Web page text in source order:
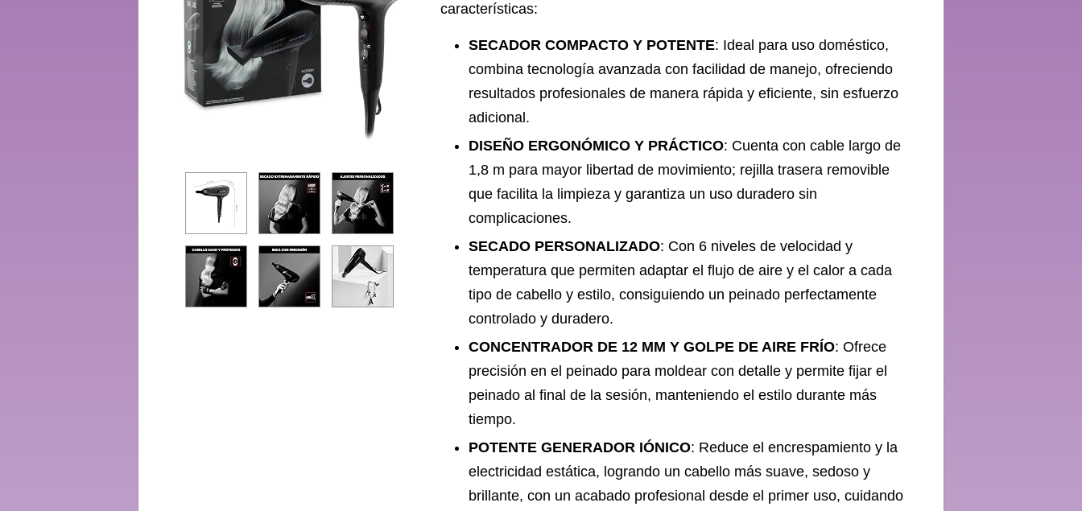
características:
SECADOR COMPACTO Y POTENTE: Ideal para uso doméstico,
combina tecnología avanzada con facilidad de manejo, ofreciendo
resultados profesionales de manera rápida y eficiente, sin esfuerzo
adicional.
DISEÑO ERGONÓMICO Y PRÁCTICO: Cuenta con cable largo de
1,8 m para mayor libertad de movimiento; rejilla trasera removible
que facilita la limpieza y garantiza un uso duradero sin
complicaciones.
SECADO PERSONALIZADO: Con 6 niveles de velocidad y
temperatura que permiten adaptar el flujo de aire y el calor a cada
tipo de cabello y estilo, consiguiendo un peinado perfectamente
controlado y duradero.
CONCENTRADOR DE 12 MM Y GOLPE DE AIRE FRÍO: Ofrece
precisión en el peinado para moldear con detalle y permite fijar el
peinado al final de la sesión, manteniendo el estilo durante más
tiempo.
POTENTE GENERADOR IÓNICO: Reduce el encrespamiento y la
electricidad estática, logrando un cabello más suave, sedoso y
brillante, con un acabado profesional desde el primer uso, cuidando